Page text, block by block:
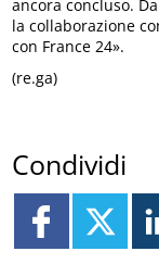
ancora concluso.
la collaborazione
con France 24».
(re.ga)
Condividi